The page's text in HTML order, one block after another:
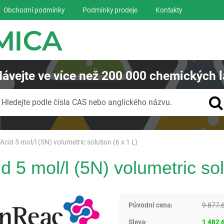
5 mol/l (5N) volumetric solution (6 x 1 L)
5 mol/l (5N) volumetric
Panreac AppliChem
Původní cena: 9
Sleva: 1
Obchodní podmínky Podmínky prodeje Kontakty
ve více než200 000 chemických
Hledejte podle čísla CAS nebo anglického názvu.